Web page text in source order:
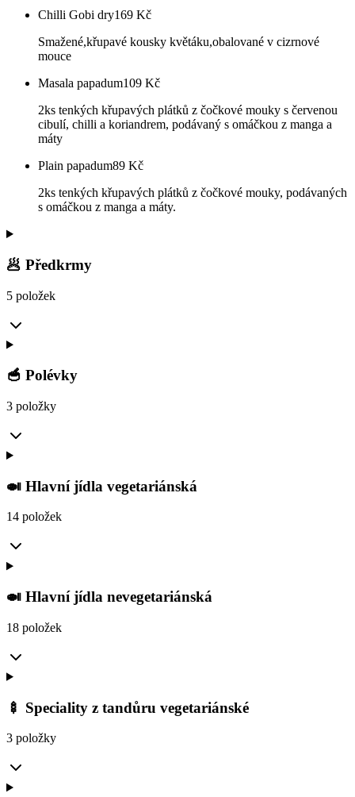
Chilli Gobi dry169 Kč
Smažené,křupavé kousky květáku,obalované v cizrnové
mouce
Masala papadum109 Kč
2ks tenkých křupavých plátků z čočkové mouky s červenou
cibulí, chilli a koriandrem, podávaný s omáčkou z manga a
máty
Plain papadum89 Kč
2ks tenkých křupavých plátků z čočkové mouky, podávaných
s omáčkou z manga a máty.
🥟 Předkrmy
5 položek
🥣 Polévky
3 položky
🍛 Hlavní jídla vegetariánská
14 položek
🍛 Hlavní jídla nevegetariánská
18 položek
🍢 Speciality z tandůru vegetariánské
3 položky